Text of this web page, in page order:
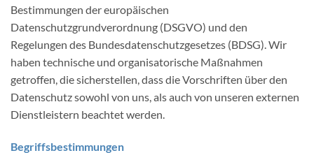
Bestimmungen der europäischen
Datenschutzgrundverordnung (DSGVO) und den
Regelungen des Bundesdatenschutzgesetzes (BDSG). Wir
haben technische und organisatorische Maßnahmen
getroffen, die sicherstellen, dass die Vorschriften über den
Datenschutz sowohl von uns, als auch von unseren externen
Dienstleistern beachtet werden.
Begriffsbestimmungen